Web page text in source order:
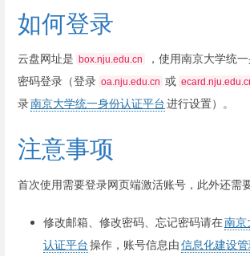
如何登录
云盘网址是 box.nju.edu.cn
，使用南京大学统
密码登录（登录 oa.nju.edu.cn 或
录南京大学统一身份认证平台进行设置）。
注意事项
首次使用需要登录网页端激活账号，此外还需
修改邮箱、修改密码、忘记密码请在南京
认证平台操作，账号信息由信息化建设